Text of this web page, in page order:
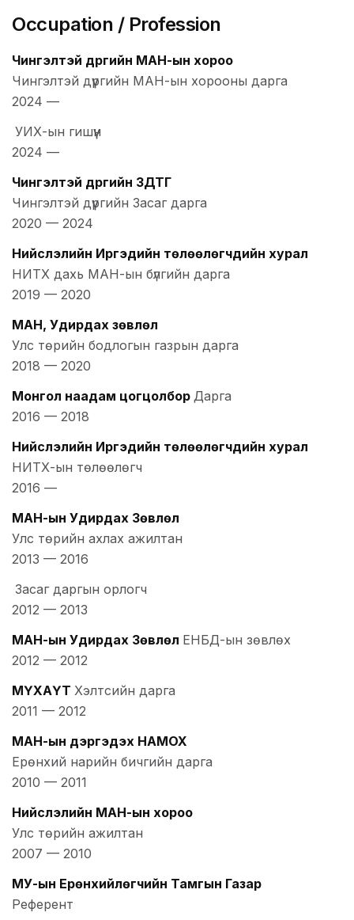
Occupation / Profession
Чингэлтэй дүүргийн МАН-ын хороо
Чингэлтэй дүүргийн МАН-ын хорооны дарга
2024 —
УИХ-ын гишүүн
2024 —
Чингэлтэй дүүргийн ЗДТГ
Чингэлтэй дүүргийн Засаг дарга
2020 — 2024
Нийслэлийн Иргэдийн төлөөлөгчдийн хурал
НИТХ дахь МАН-ын бүлгийн дарга
2019 — 2020
МАН, Удирдах зөвлөл
Улс төрийн бодлогын газрын дарга
2018 — 2020
Монгол наадам цогцолбор Дарга
2016 — 2018
Нийслэлийн Иргэдийн төлөөлөгчдийн хурал
НИТХ-ын төлөөлөгч
2016 —
МАН-ын Удирдах Зөвлөл
Улс төрийн ахлах ажилтан
2013 — 2016
Засаг даргын орлогч
2012 — 2013
МАН-ын Удирдах Зөвлөл ЕНБД-ын зөвлөх
2012 — 2012
МҮХАҮТ Хэлтсийн дарга
2011 — 2012
МАН-ын дэргэдэх НАМОХ
Ерөнхий нарийн бичгийн дарга
2010 — 2011
Нийслэлийн МАН-ын хороо
Улс төрийн ажилтан
2007 — 2010
МУ-ын Ерөнхийлөгчийн Тамгын Газар
Референт